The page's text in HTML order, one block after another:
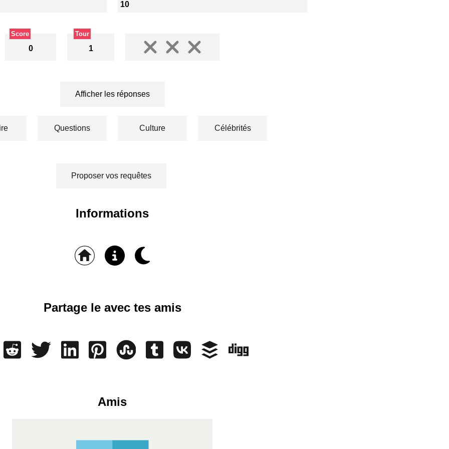
10
Score
0
Tour
1
Afficher les réponses
Questions Culture Célébrités
Proposer vos requêtes
Informations
Partage le avec tes amis
Amis